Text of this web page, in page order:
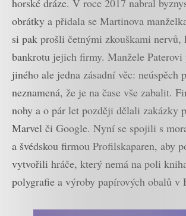
obrátky a přidala se Martinova
si pak prošli četnými zkouškami
bankrotu jejich firmy. Manžele
jiného ale jedna zásadní věc: neúspěch
neznamená, že je na čase vše zabalit.
nohy a o pár let později dělali zakázky
Marvel či Google. Nyní se spojili s
a švédskou firmou Profilskaparen, aby
vytvořili hráče, který nemá na poli
polygrafie a výroby papírových obalů v